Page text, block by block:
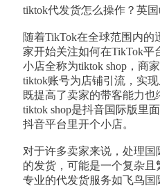
tiktok代发货怎么操作？英
随着TikTok在全球范围内
家开始关注如何在TikTok平
小店全称为tiktok shop，商
tiktok账号为店铺引流，实
既提高了卖家的带客能力也
tiktok shop是抖音国际版里
抖音平台里开个小店。
对于许多卖家来说，处理
的发货，可能是一个复杂且
专业的代发货服务如飞鸟国